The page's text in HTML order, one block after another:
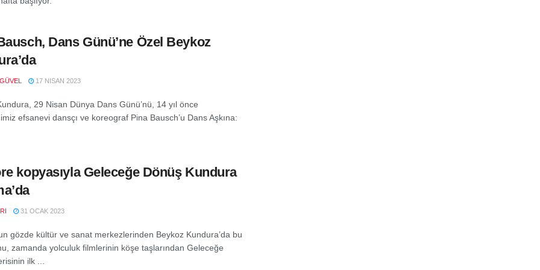
Dans Günü’ne Özel Beykoz
17 NISAN 2023
29 Nisan Dünya Dans Günü’nü, 14 yıl önce
efsanevi dansçı ve koreograf Pina Bausch’u Dans Aşkına:
kopyasıyla Geleceğe Dönüş Kundura
31 OCAK 2023
gözde kültür ve sanat merkezlerinden Beykoz Kundura’da bu
zamanda yolculuk filmlerinin köşe taşlarından Geleceğe
ilk ...